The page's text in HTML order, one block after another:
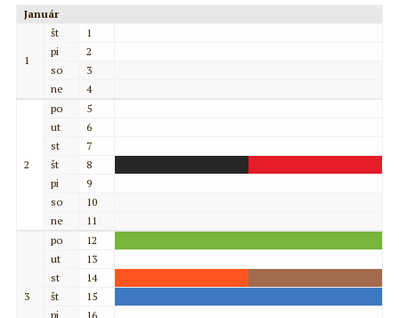
Január
1
št
1
pi
2
so
3
ne
4
2
po
5
ut
6
st
7
št
8
pi
9
so
10
ne
11
3
po
12
ut
13
st
14
št
15
pi
16